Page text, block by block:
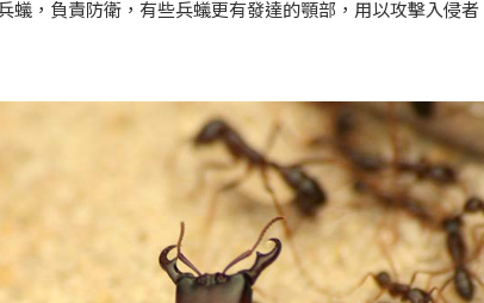
蟻，負責防衛，有些兵蟻更有發達的顎部，用以攻擊入侵者